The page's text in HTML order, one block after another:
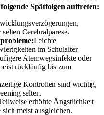
Spätfolgen auftreten:
Cerebralparese.
Leichte
im Schulalter.
Atemwegsinfekte oder
rückläufig bis zum
Kontrollen sind wichtig,
selten.
erhöhte Ängstlichkeit
meist ausgleichen.